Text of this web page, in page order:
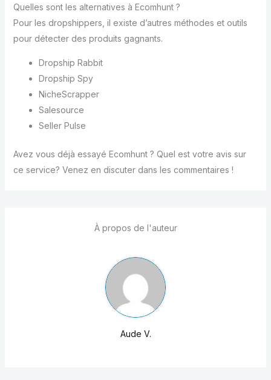
Quelles sont les alternatives à Ecomhunt ?
Pour les dropshippers, il existe d’autres méthodes et outils
pour détecter des produits gagnants.
Dropship Rabbit
Dropship Spy
NicheScrapper
Salesource
Seller Pulse
Avez vous déjà essayé Ecomhunt ? Quel est votre avis sur
ce service? Venez en discuter dans les commentaires !
À propos de l'auteur
Aude V.